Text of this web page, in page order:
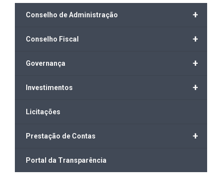
+
Conselho de Administração
+
Conselho Fiscal
+
Governança
+
Investimentos
Licitações
+
Prestação de Contas
Portal da Transparência